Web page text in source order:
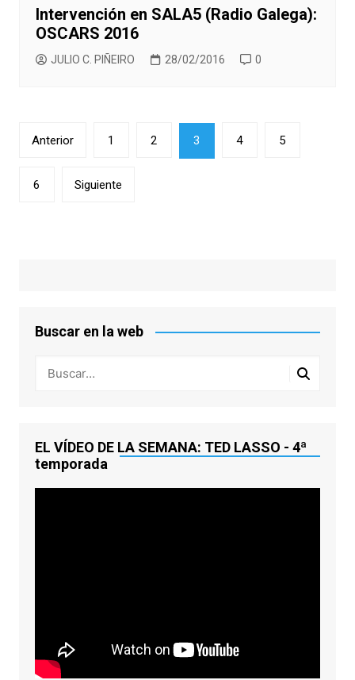
Intervención en SALA5 (Radio Galega):
OSCARS 2016
JULIO C. PIÑEIRO 28/02/2016 0
Paginación
entradas
Anterior 1 2 3 4 5
6 Siguiente
Buscar en la web
EL VÍDEO DE LA SEMANA: TED LASSO - 4ª
temporada